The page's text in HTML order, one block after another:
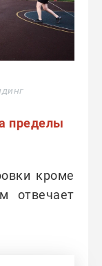
пределы
кроме
отвечает